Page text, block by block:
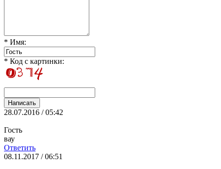
* Имя:
* Код с картинки:
28.07.2016 / 05:42
Гость
вау
Ответить
08.11.2017 / 06:51